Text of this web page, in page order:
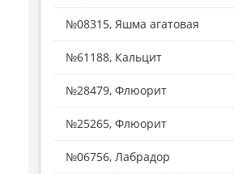
№08315, Яшма агатовая
№61188, Кальцит
№28479, Флюорит
№25265, Флюорит
№06756, Лабрадор